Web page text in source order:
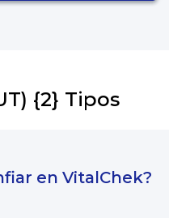
{2} Tipos
en VitalChek?